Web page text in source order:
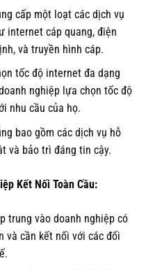
cấp một loạt các dịch vụ
internet cáp quang, điện
và truyền hình cáp.
tốc độ internet đa dạng
nghiệp lựa chọn tốc độ
nhu cầu của họ.
bao gồm các dịch vụ hỗ
và bảo trì đáng tin cậy.
Kết Nối Toàn Cầu:
trung vào doanh nghiệp có
và cần kết nối với các đối